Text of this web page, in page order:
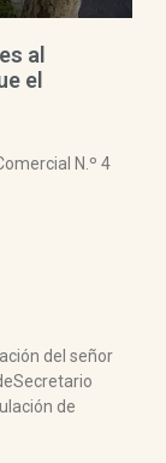
al
el
N.º 4
del señor
de